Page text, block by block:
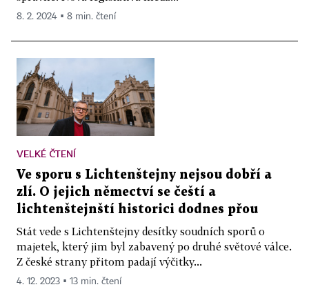
8. 2. 2024 ▪ 8 min. čtení
VELKÉ ČTENÍ
Ve sporu s Lichtenštejny nejsou dobří a
zlí. O jejich němectví se čeští a
lichtenštejnští historici dodnes přou
Stát vede s Lichtenštejny desítky soudních sporů o
majetek, který jim byl zabavený po druhé světové válce.
Z české strany přitom padají výčitky...
4. 12. 2023 ▪ 13 min. čtení